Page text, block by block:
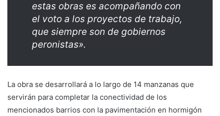
estas obras es acompañando con
el voto a los proyectos de trabajo,
que siempre son de gobiernos
peronistas».
La obra se desarrollará a lo largo de 14 manzanas que
servirán para completar la conectividad de los
mencionados barrios con la pavimentación en hormigón